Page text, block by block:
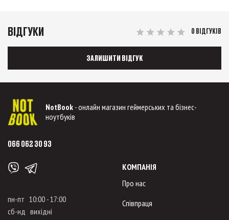
ВІДГУКИ 0 ВІДГУКІВ
ЗАЛИШИТИ ВІДГУК
NotBook - онлайн магазин геймерських та бізнес-
ноутбуків
066 062 30 93
пн-пт 10:00 - 17:00
сб-нд вихідні
КОМПАНІЯ
Про нас
Співпраця